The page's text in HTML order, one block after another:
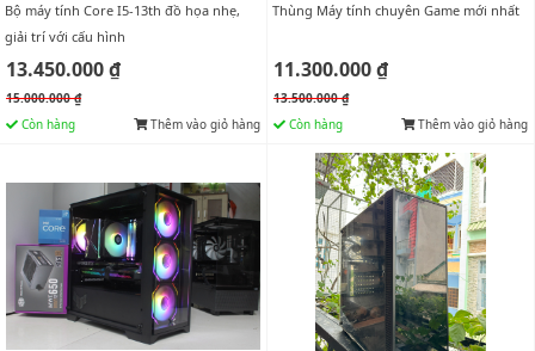
Bộ máy tính Core I5-13th đồ họa nhẹ,
giải trí với cấu hình
13.450.000 ₫
15.000.000 ₫
Còn hàng
Thêm vào giỏ hàng
Thùng Máy tính chuyên Game mới nhất
11.300.000 ₫
13.500.000 ₫
Còn hàng
Thêm vào giỏ hàng